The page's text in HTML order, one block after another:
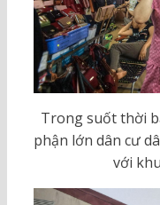
Trong suốt thời
phận lớn dân cư
với